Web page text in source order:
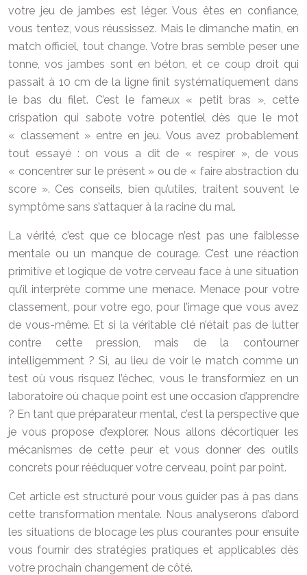
votre jeu de jambes est léger. Vous êtes en confiance,
vous tentez, vous réussissez. Mais le dimanche matin, en
match officiel, tout change. Votre bras semble peser une
tonne, vos jambes sont en béton, et ce coup droit qui
passait à 10 cm de la ligne finit systématiquement dans
le bas du filet. C’est le fameux « petit bras », cette
crispation qui sabote votre potentiel dès que le mot
« classement » entre en jeu. Vous avez probablement
tout essayé : on vous a dit de « respirer », de vous
« concentrer sur le présent » ou de « faire abstraction du
score ». Ces conseils, bien qu’utiles, traitent souvent le
symptôme sans s’attaquer à la racine du mal.
La vérité, c’est que ce blocage n’est pas une faiblesse
mentale ou un manque de courage. C’est une réaction
primitive et logique de votre cerveau face à une situation
qu’il interprète comme une menace. Menace pour votre
classement, pour votre ego, pour l’image que vous avez
de vous-même. Et si la véritable clé n’était pas de lutter
contre cette pression, mais de la contourner
intelligemment ? Si, au lieu de voir le match comme un
test où vous risquez l’échec, vous le transformiez en un
laboratoire où chaque point est une occasion d’apprendre
? En tant que préparateur mental, c’est la perspective que
je vous propose d’explorer. Nous allons décortiquer les
mécanismes de cette peur et vous donner des outils
concrets pour rééduquer votre cerveau, point par point.
Cet article est structuré pour vous guider pas à pas dans
cette transformation mentale. Nous analyserons d’abord
les situations de blocage les plus courantes pour ensuite
vous fournir des stratégies pratiques et applicables dès
votre prochain changement de côté.